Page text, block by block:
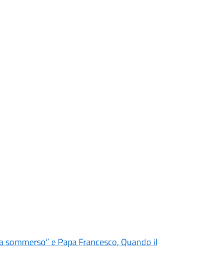
e Papa Francesco, Quando il